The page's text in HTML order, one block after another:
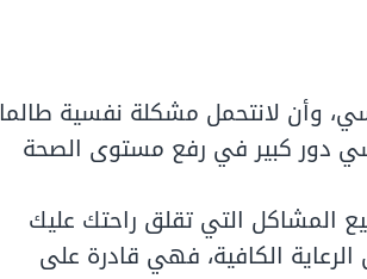
وأن لانتحمل مشكلة نفسية طالما
دور كبير في رفع مستوى الصحة
المشاكل التي تقلق راحتك عليك
الكافية، فهي قادرة على